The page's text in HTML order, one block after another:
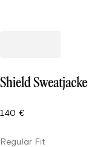
Shield Sweatjacke
140 €
Regular Fit